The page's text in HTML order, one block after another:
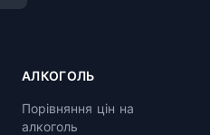
АЛКОГОЛЬ
Порівняння цін на
алкоголь